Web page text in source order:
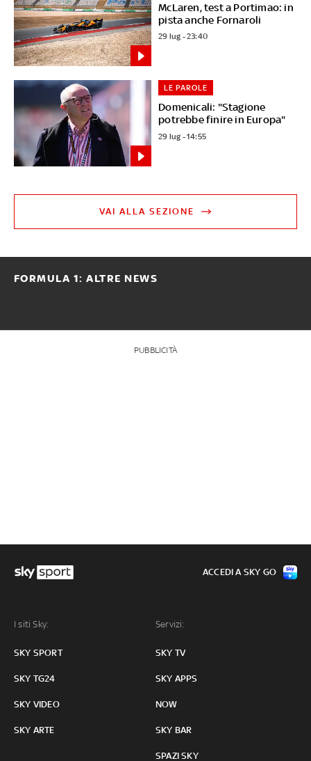
McLaren, test a Portimao: in
pista anche Fornaroli
29 lug - 23:40
Domenicali: "Stagione
potrebbe finire in Europa"
LE PAROLE
29 lug - 14:55
VAI ALLA SEZIONE
FORMULA 1: ALTRE NEWS
PUBBLICITÀ
I siti Sky:
SKY SPORT
SKY TG24
SKY VIDEO
SKY ARTE
Servizi:
SKY TV
SKY APPS
NOW
SKY BAR
SPAZI SKY
ACCEDI A SKY GO